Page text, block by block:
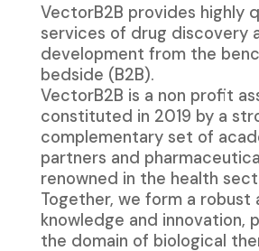
VectorB2B provides highly
services of drug discovery
development from the
bedside (B2B).
VectorB2B is a non profit
constituted in 2019 by a
complementary set of
partners and
renowned in the health
Together, we form a robust
knowledge and innovation,
the domain of biological